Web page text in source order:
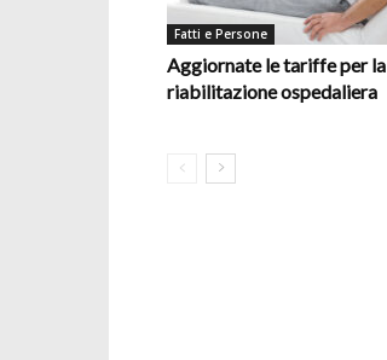
Fatti e Persone
Aggiornate le tariffe per la
riabilitazione ospedaliera